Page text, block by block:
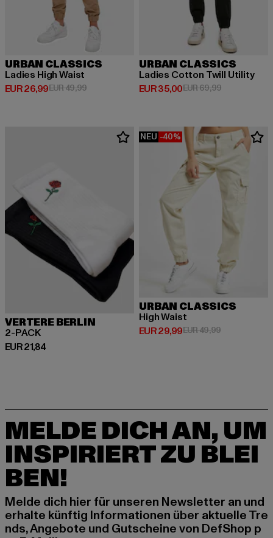
URBAN CLASSICS
Ladies High Waist
EUR 26,99
Derzeitiger Preis: EUR 26,99
EUR 49,99Aktionspreis: EUR 49,99
URBAN CLASSICS
Ladies Cotton Twill Utility
EUR 35,00
Derzeitiger Preis: EUR 35,00
EUR 69,99Aktionspreis:
VERTERE BERLIN
2-PACK
EUR 21,84
Derzeitiger Preis: EUR 21,84
NEU -40%
URBAN CLASSICS
High Waist
EUR 29,99
Derzeitiger Preis: EUR 29,99
EUR 49,99Aktionspreis:
MELDE DICH AN, UM
INSPIRIERT ZU BLEI
BEN!
Melde dich hier für unseren Newsletter an und
erhalte künftig Informationen über aktuelle Tre
nds, Angebote und Gutscheine von DefShop p